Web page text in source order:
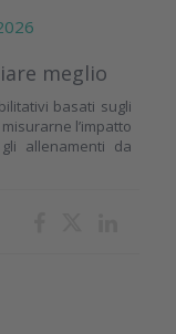
meglio
basati sugli
l’impatto
allenamenti da